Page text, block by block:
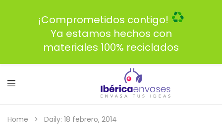
Home Daily: 18 febrero, 2014
¡Comprometidos contigo!
Ya estamos hechos con
materiales 100% reciclados